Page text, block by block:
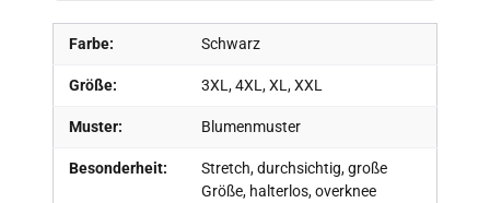
Farbe: Schwarz
Größe: 3XL, 4XL, XL, XXL
Muster: Blumenmuster
Besonderheit:
Stretch, durchsichtig, große
Größe, halterlos, overknee